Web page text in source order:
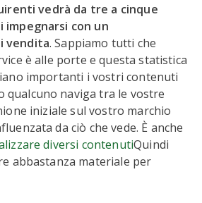
vedrà da tre a cinque
con un
vendita. Sappiamo tutti che
è alle porte e questa statistica
importanti i vostri contenuti
qualcuno naviga tra le vostre
iniziale sul vostro marchio
da ciò che vede. È anche
diversi contenutiQuindi
abbastanza materiale per